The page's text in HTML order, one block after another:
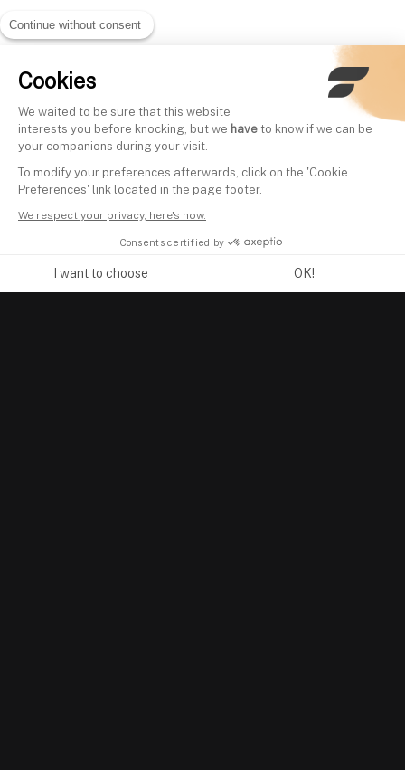
Continue without consent
Cookies
We waited to be sure that this website
interests you before knocking, but we have to know if we can be
your companions during your visit.
To modify your preferences afterwards, click on the 'Cookie
Preferences' link located in the page footer.
We respect your privacy, here's how.
Consents certified by
I want to choose OK!